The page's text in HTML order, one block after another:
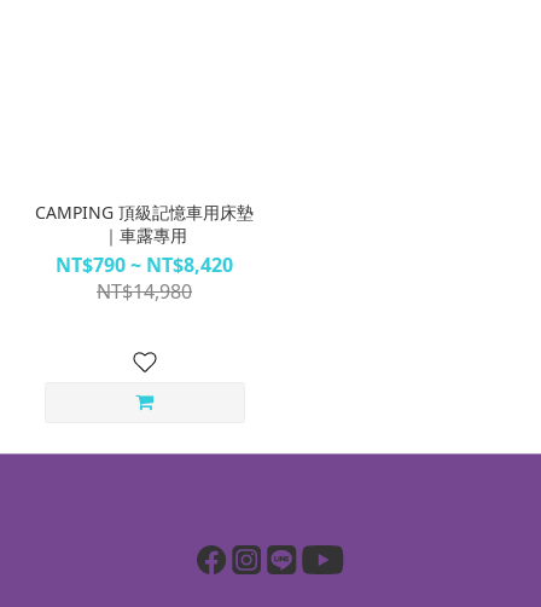
CAMPING 頂級記憶車用床墊
｜車露專用
NT$790 ~ NT$8,420
NT$14,980